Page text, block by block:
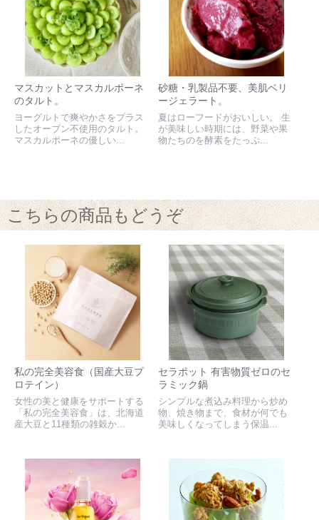
マスカットとマスカルポーネ
のタルト。
ヨーグルトで爽やかさをプラス
したオーブン不使用のタルト。
マスカルポーネの優しい...
砂糖・乳製品不要、美肌ベリ
ージェラート。
夏はローフードがおいしい。 生
が美味しい時期には、野菜や果
物たちのを酵素をたっぷ...
こちらの商品もどうぞ
私の完全美容食（国産大豆プ
ロテイン）
女性の美と健康をサポートする
「私の完全美容食」は、北海道
産大豆と11種類の雑穀か...
セラポット 有害物質ゼロのセ
ラミック鍋
シンプルな煮込み料理から炒め
物、焼き物まで、食材が何でも
美味しくなってしまう保温...